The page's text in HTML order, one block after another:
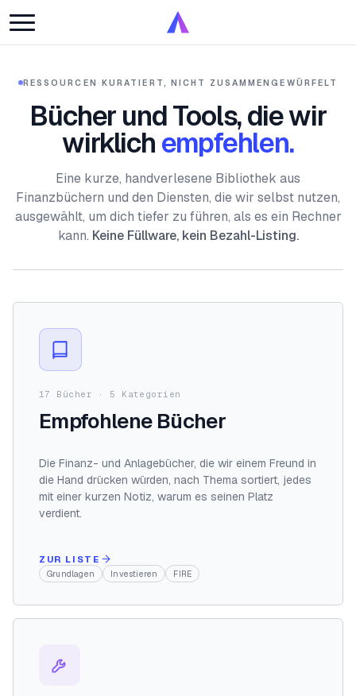
RESSOURCEN · KURATIERT, NICHT ZUSAMMENGEWÜRFELT
Bücher und Tools, die wir
wirklich empfehlen.
Eine kurze, handverlesene Bibliothek aus
Finanzbüchern und den Diensten, die wir selbst nutzen,
ausgewählt, um dich tiefer zu führen, als es ein Rechner
kann. Keine Füllware, kein Bezahl-Listing.
17 Bücher · 5 Kategorien
Empfohlene Bücher
Die Finanz- und Anlagebücher, die wir einem Freund in
die Hand drücken würden, nach Thema sortiert, jedes
mit einer kurzen Notiz, warum es seinen Platz
verdient.
ZUR LISTE
Grundlagen Investieren FIRE